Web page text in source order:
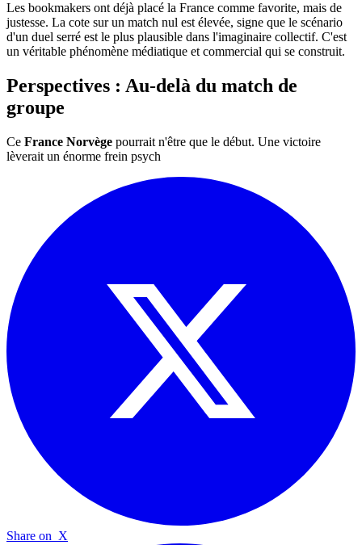
Les bookmakers ont déjà placé la France comme favorite, mais de
justesse. La cote sur un match nul est élevée, signe que le scénario
d'un duel serré est le plus plausible dans l'imaginaire collectif. C'est
un véritable phénomène médiatique et commercial qui se construit.
Perspectives : Au-delà du match de
groupe
Ce France Norvège pourrait n'être que le début. Une victoire
lèverait un énorme frein psych
Share on X